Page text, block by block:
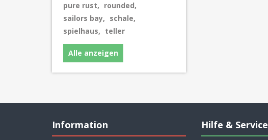
pure rust, rounded,
sailors bay, schale,
spielhaus, teller
Alle anzeigen
Information Hilfe & Service